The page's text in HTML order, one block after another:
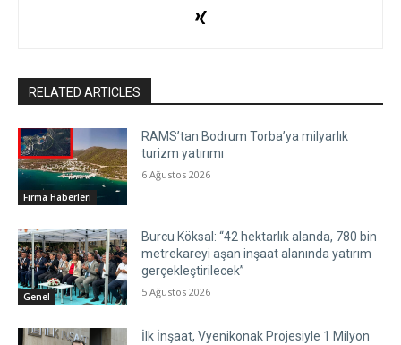
RELATED ARTICLES
Firma Haberleri
RAMS’tan Bodrum Torba’ya milyarlık
turizm yatırımı
6 Ağustos 2026
Genel
Burcu Köksal: “42 hektarlık alanda, 780 bin
metrekareyi aşan inşaat alanında yatırım
gerçekleştirilecek”
5 Ağustos 2026
İlk İnşaat, Vyenikonak Projesiyle 1 Milyon